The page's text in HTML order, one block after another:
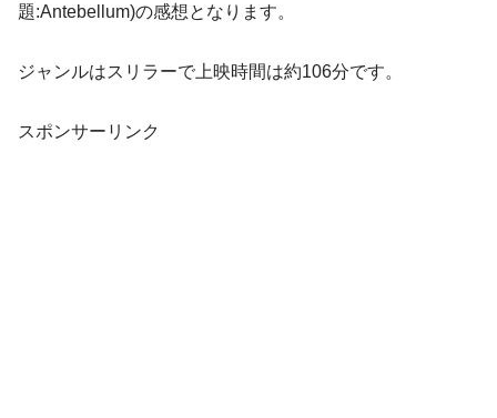
題:Antebellum)の感想となります。
ジャンルはスリラーで上映時間は約106分です。
スポンサーリンク